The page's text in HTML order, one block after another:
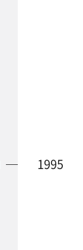
1995